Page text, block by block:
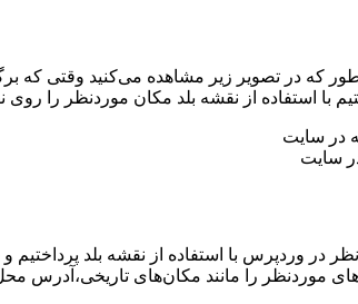
که در تصویر زیر مشاهده می‌کنید وقتی که
با استفاده از نقشه بلد مکان موردنظر را روی
سایت
در وردپرس با استفاده از نقشه بلد
موردنظر را مانند مکان‌های تاریخی،آدرس